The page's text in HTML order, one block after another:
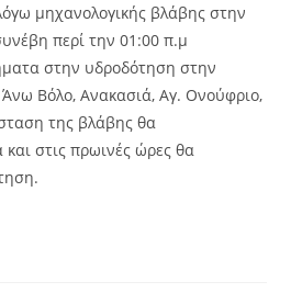
μηχανολογικής βλάβης στην
περί την 01:00 π.μ
στην υδροδότηση στην
Βόλο, Ανακασιά, Αγ. Ονούφριο,
της βλάβης θα
στις πρωινές ώρες θα